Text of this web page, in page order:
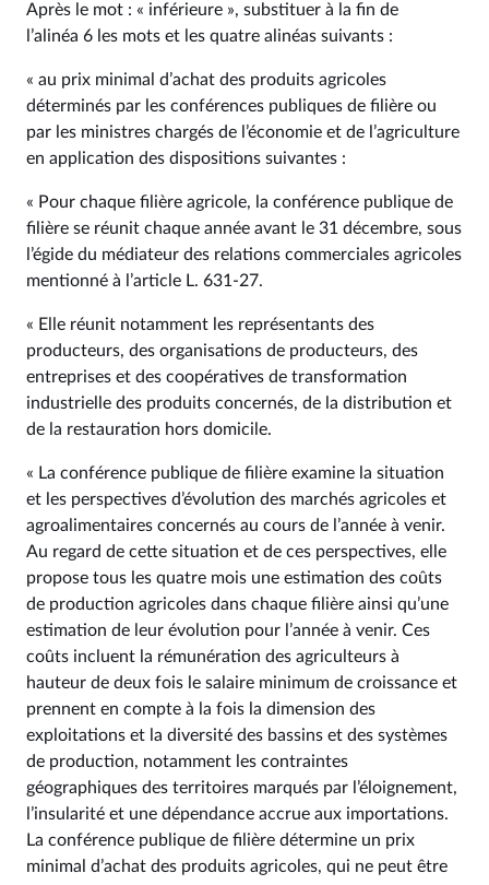
Après le mot : « inférieure », substituer à la fin de
l’alinéa 6 les mots et les quatre alinéas suivants :
« au prix minimal d’achat des produits agricoles
déterminés par les conférences publiques de filière ou
par les ministres chargés de l’économie et de l’agriculture
en application des dispositions suivantes :
« Pour chaque filière agricole, la conférence publique de
filière se réunit chaque année avant le 31 décembre, sous
l’égide du médiateur des relations commerciales agricoles
mentionné à l’article L. 631‑27.
« Elle réunit notamment les représentants des
producteurs, des organisations de producteurs, des
entreprises et des coopératives de transformation
industrielle des produits concernés, de la distribution et
de la restauration hors domicile.
« La conférence publique de filière examine la situation
et les perspectives d’évolution des marchés agricoles et
agroalimentaires concernés au cours de l’année à venir.
Au regard de cette situation et de ces perspectives, elle
propose tous les quatre mois une estimation des coûts
de production agricoles dans chaque filière ainsi qu’une
estimation de leur évolution pour l’année à venir. Ces
coûts incluent la rémunération des agriculteurs à
hauteur de deux fois le salaire minimum de croissance et
prennent en compte à la fois la dimension des
exploitations et la diversité des bassins et des systèmes
de production, notamment les contraintes
géographiques des territoires marqués par l’éloignement,
l’insularité et une dépendance accrue aux importations.
La conférence publique de filière détermine un prix
minimal d’achat des produits agricoles, qui ne peut être